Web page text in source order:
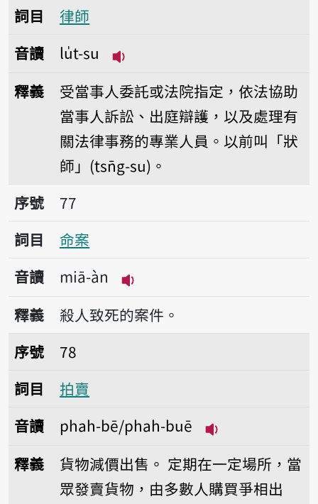
詞目
律師
音讀
lu̍t-su
釋義
受當事人委託或法院指定，依法協助
當事人訴訟、出庭辯護，以及處理有
關法律事務的專業人員。以前叫「狀
師」(tsn̄g-su)。
序號77命案
序號
77
詞目
命案
音讀
miā-àn
播放音讀miā-àn
釋義
殺人致死的案件。
序號78拍賣
序號
78
詞目
拍賣
音讀
phah-bē/phah-buē
釋義 貨物減價出售。 定期在一定場所，當
眾發賣貨物，由多數人購買爭相出